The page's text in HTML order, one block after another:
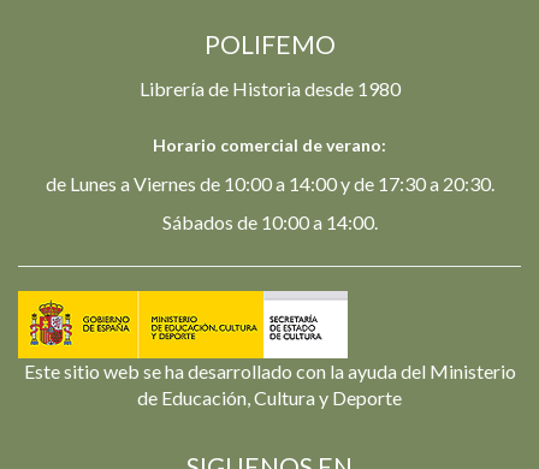
POLIFEMO
Librería de Historia desde 1980
Horario comercial de verano:
de Lunes a Viernes de 10:00 a 14:00 y de 17:30 a 20:30.
Sábados de 10:00 a 14:00.
Este sitio web se ha desarrollado con la ayuda del Ministerio
de Educación, Cultura y Deporte